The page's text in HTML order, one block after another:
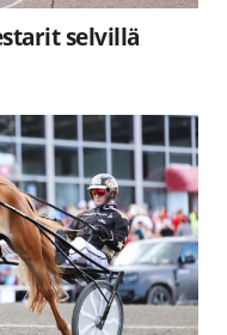
selvillä